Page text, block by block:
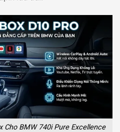
Cho BMW 740i Pure Excellence